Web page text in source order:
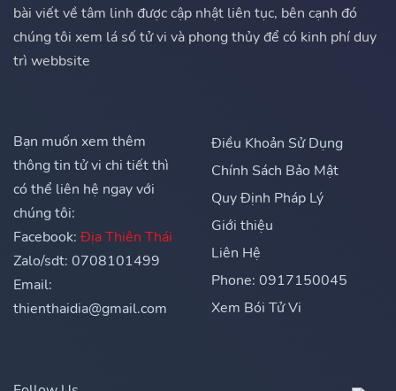
bài viết về tâm linh được cập nhật liên tục, bên cạnh đó
chúng tôi xem lá số tử vi và phong thủy để có kinh phí duy
trì webbsite
Bạn muốn xem thêm
thông tin tử vi chi tiết thì
có thể liên hệ ngay với
chúng tôi:
Facebook: Địa Thiên Thái
Zalo/sdt: 0708101499
Email:
thienthaidia@gmail.com
Điều Khoản Sử Dụng
Chính Sách Bảo Mật
Quy Định Pháp Lý
Giới thiệu
Liên Hệ
Phone: 0917150045
Xem Bói Tử Vi